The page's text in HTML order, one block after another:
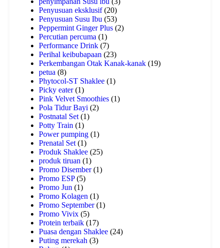
Penyusuan eksklusif(20)
Penyusuan Susu Ibu (53)
Peppermint Ginger Plus (2)
Percutian percuma (1)
Performance Drink (7)
Perihal keibubapaan (23)
Perkembangan Otak Kanak-kanak (19)
petua (8)
Phytocol-ST Shaklee (1)
Picky eater(1)
Pink Velvet Smoothies (1)
Pola Tidur Bayi (2)
Postnatal Set (1)
Potty Train (1)
Power pumping (1)
Prenatal Set (1)
Produk Shaklee (25)
produk tiruan (1)
Promo Disember(1)
Promo ESP(5)
Promo Jun (1)
Promo Kolagen (1)
Promo September(1)
Promo Vivix (5)
Protein terbaik (17)
Puasa dengan Shaklee (24)
Puting merekah (3)